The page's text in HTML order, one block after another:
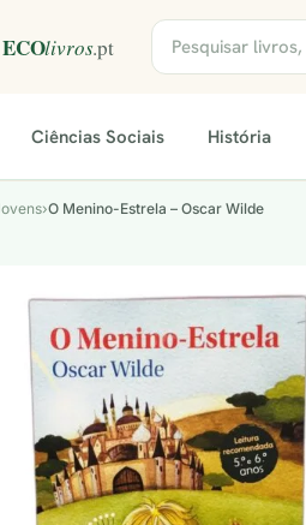
Ciências Sociais História
›O Menino-Estrela – Oscar Wilde